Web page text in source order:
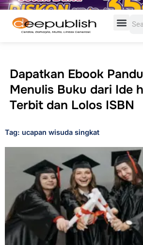
Lewati
konten
Dapatkan Ebook
Menulis Buku dari Ide
Terbit dan Lolos ISBN
Tag: ucapan wisuda singkat